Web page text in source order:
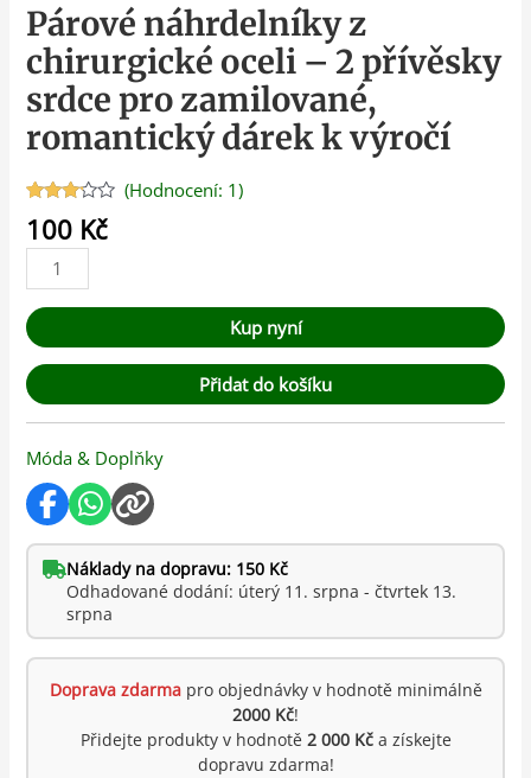
Párové náhrdelníky z
chirurgické oceli – 2 přívěsky
srdce pro zamilované,
romantický dárek k výročí
Hodnoceno
3.00z
5 na
základě
hodnocení
(Hodnocení: 1)
100 Kč
Kup nyní
Přidat do košíku
Móda & Doplňky
Náklady na dopravu: 150 Kč
Odhadované dodání: úterý 11. srpna - čtvrtek 13.
srpna
Doprava zdarmapro objednávky v hodnotě minimálně
2000 Kč!
Přidejte produkty v hodnotě 2 000 Kča získejte
dopravu zdarma!